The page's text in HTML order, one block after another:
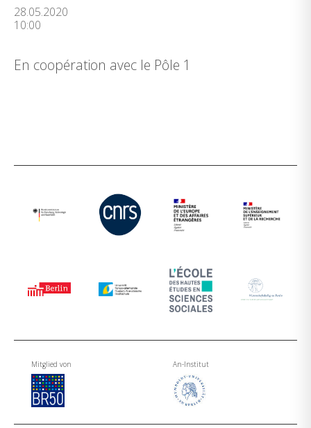
28.05.2020
10:00
En coopération avec le Pôle 1
Mitglied von An-Institut